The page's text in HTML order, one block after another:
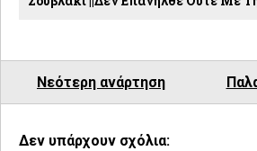
Νεότερη ανάρτηση
Δεν υπάρχουν σχόλια: